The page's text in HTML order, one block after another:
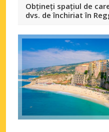
Obțineți spațiul de
dvs. de închiriat în